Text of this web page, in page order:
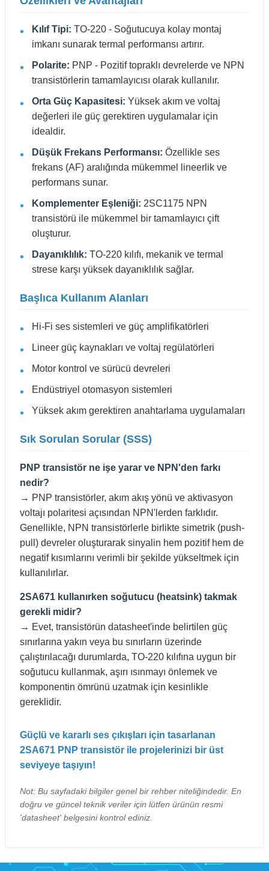
Kılıf Tipi: TO-220 - Soğutucuya kolay montaj
imkanı sunarak termal performansı artırır.
Polarite: PNP - Pozitif topraklı devrelerde ve NPN
transistörlerin tamamlayıcısı olarak kullanılır.
Orta Güç Kapasitesi: Yüksek akım ve voltaj
değerleri ile güç gerektiren uygulamalar için
idealdir.
Düşük Frekans Performansı: Özellikle ses
frekans (AF) aralığında mükemmel lineerlik ve
performans sunar.
Komplementer Eşleniği: 2SC1175 NPN
transistörü ile mükemmel bir tamamlayıcı çift
oluşturur.
Dayanıklılık: TO-220 kılıfı, mekanik ve termal
strese karşı yüksek dayanıklılık sağlar.
Başlıca Kullanım Alanları
Hi-Fi ses sistemleri ve güç amplifikatörleri
Lineer güç kaynakları ve voltaj regülatörleri
Motor kontrol ve sürücü devreleri
Endüstriyel otomasyon sistemleri
Yüksek akım gerektiren anahtarlama uygulamaları
Sık Sorulan Sorular (SSS)
PNP transistör ne işe yarar ve NPN'den farkı
nedir?
→ PNP transistörler, akım akış yönü ve aktivasyon
voltajı polaritesi açısından NPN'lerden farklıdır.
Genellikle, NPN transistörlerle birlikte simetrik (push-
pull) devreler oluşturarak sinyalin hem pozitif hem de
negatif kısımlarını verimli bir şekilde yükseltmek için
kullanılırlar.
2SA671 kullanırken soğutucu (heatsink) takmak
gerekli midir?
→ Evet, transistörün datasheet'inde belirtilen güç
sınırlarına yakın veya bu sınırların üzerinde
çalıştırılacağı durumlarda, TO-220 kılıfına uygun bir
soğutucu kullanmak, aşırı ısınmayı önlemek ve
komponentin ömrünü uzatmak için kesinlikle
gereklidir.
Güçlü ve kararlı ses çıkışları için tasarlanan
2SA671 PNP transistör ile projelerinizi bir üst
seviyeye taşıyın!
Not: Bu sayfadaki bilgiler genel bir rehber niteliğindedir. En
doğru ve güncel teknik veriler için lütfen ürünün resmi
'datasheet' belgesini kontrol ediniz.